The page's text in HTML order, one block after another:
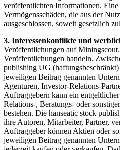
veröffentlichten Informationen.
Vermögensschäden, die aus der
ausgeschlossen, soweit gesetzlich
3. Interessenkonflikte und
Veröffentlichungen auf
Veröffentlichungen handeln.
publishing UG
jeweiligen Beitrag genannten
Agenturen, Investor-Relations-
Auftraggebern kann ein
Relations-, Beratungs- oder
bestehen. Die hanseatic stock
ihre Autoren, Mitarbeiter, Partner,
Auftraggeber können Aktien oder
jeweiligen Beitrag genannten